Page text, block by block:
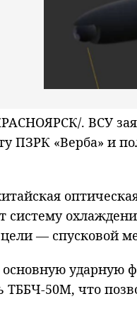
. ВСУ
ПЗРК «Верба» и
систему
цели — спусковой
ударную
ТББЧ-50М, что